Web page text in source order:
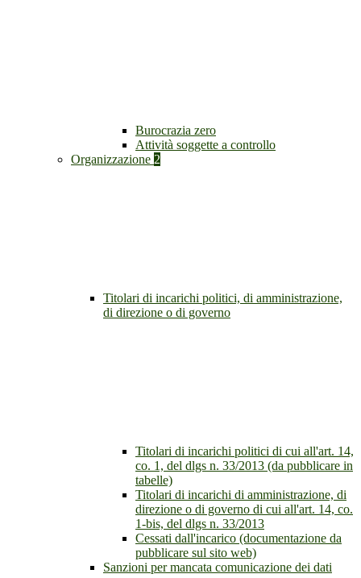
Burocrazia zero
Attività soggette a controllo
Organizzazione 2
Titolari di incarichi politici, di amministrazione,
di direzione o di governo
Titolari di incarichi politici di cui all'art. 14,
co. 1, del dlgs n. 33/2013 (da pubblicare in
tabelle)
Titolari di incarichi di amministrazione, di
direzione o di governo di cui all'art. 14, co.
1-bis, del dlgs n. 33/2013
Cessati dall'incarico (documentazione da
pubblicare sul sito web)
Sanzioni per mancata comunicazione dei dati